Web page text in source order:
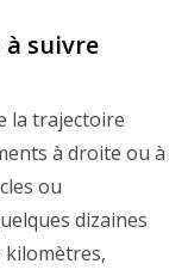
suivre
la trajectoire
à droite ou à
ou
dizaines
kilomètres,